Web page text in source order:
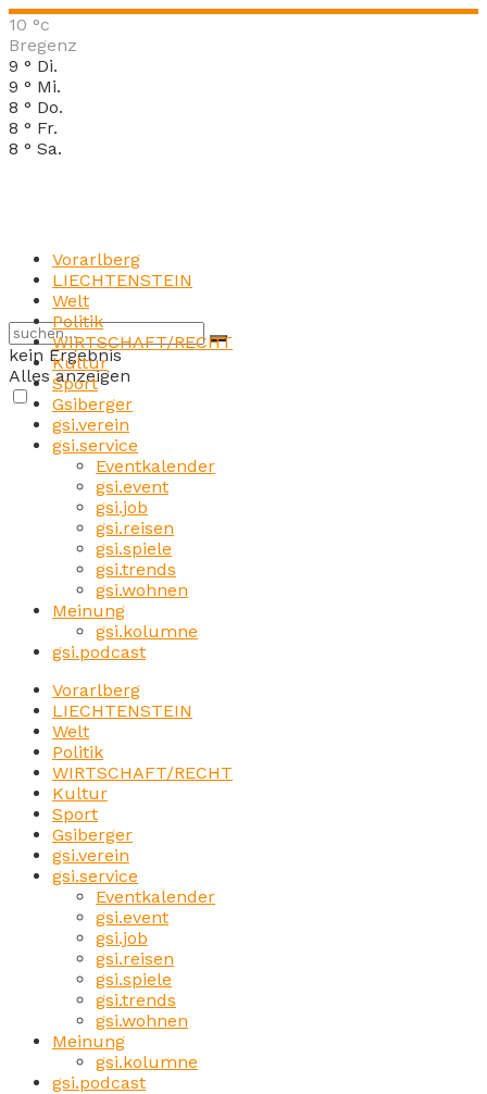
10 °c
Bregenz
9 ° Di.
9 ° Mi.
8 ° Do.
8 ° Fr.
8 ° Sa.
kein Ergebnis
Alles anzeigen
Vorarlberg
LIECHTENSTEIN
Welt
Politik
WIRTSCHAFT/RECHT
Kultur
Sport
Gsiberger
gsi.verein
gsi.service
Eventkalender
gsi.event
gsi.job
gsi.reisen
gsi.spiele
gsi.trends
gsi.wohnen
Meinung
gsi.kolumne
gsi.podcast
Vorarlberg
LIECHTENSTEIN
Welt
Politik
WIRTSCHAFT/RECHT
Kultur
Sport
Gsiberger
gsi.verein
gsi.service
Eventkalender
gsi.event
gsi.job
gsi.reisen
gsi.spiele
gsi.trends
gsi.wohnen
Meinung
gsi.kolumne
gsi.podcast